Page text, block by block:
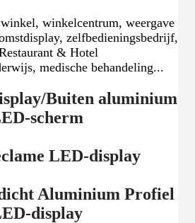
winkelcentrum, weergave
zelfbedieningsbedrijf,
& Hotel
medische behandeling...
Buiten aluminium
scherm
LED-display
Aluminium Profiel
display